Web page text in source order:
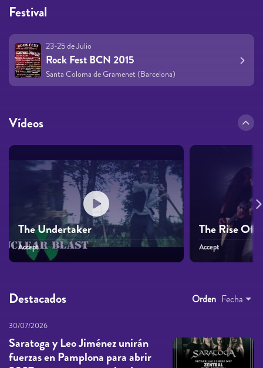
Festival
23-25 de Julio
Rock Fest BCN 2015
Santa Coloma de Gramenet (Barcelona)
Vídeos
The Undertaker
Accept
The Rise Of
Accept
Destacados Orden Fecha
30/07/2026
Saratoga y Leo Jiménez unirán
fuerzas en Pamplona para abrir